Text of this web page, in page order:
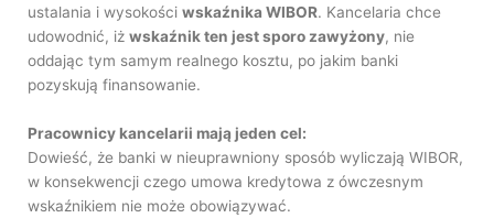
ustalania i wysokości wskaźnika WIBOR. Kancelaria chce
udowodnić, iż wskaźnik ten jest sporo zawyżony, nie
oddając tym samym realnego kosztu, po jakim banki
pozyskują finansowanie.
Pracownicy kancelarii mają jeden cel:
Dowieść, że banki w nieuprawniony sposób wyliczają WIBOR,
w konsekwencji czego umowa kredytowa z ówczesnym
wskaźnikiem nie może obowiązywać.